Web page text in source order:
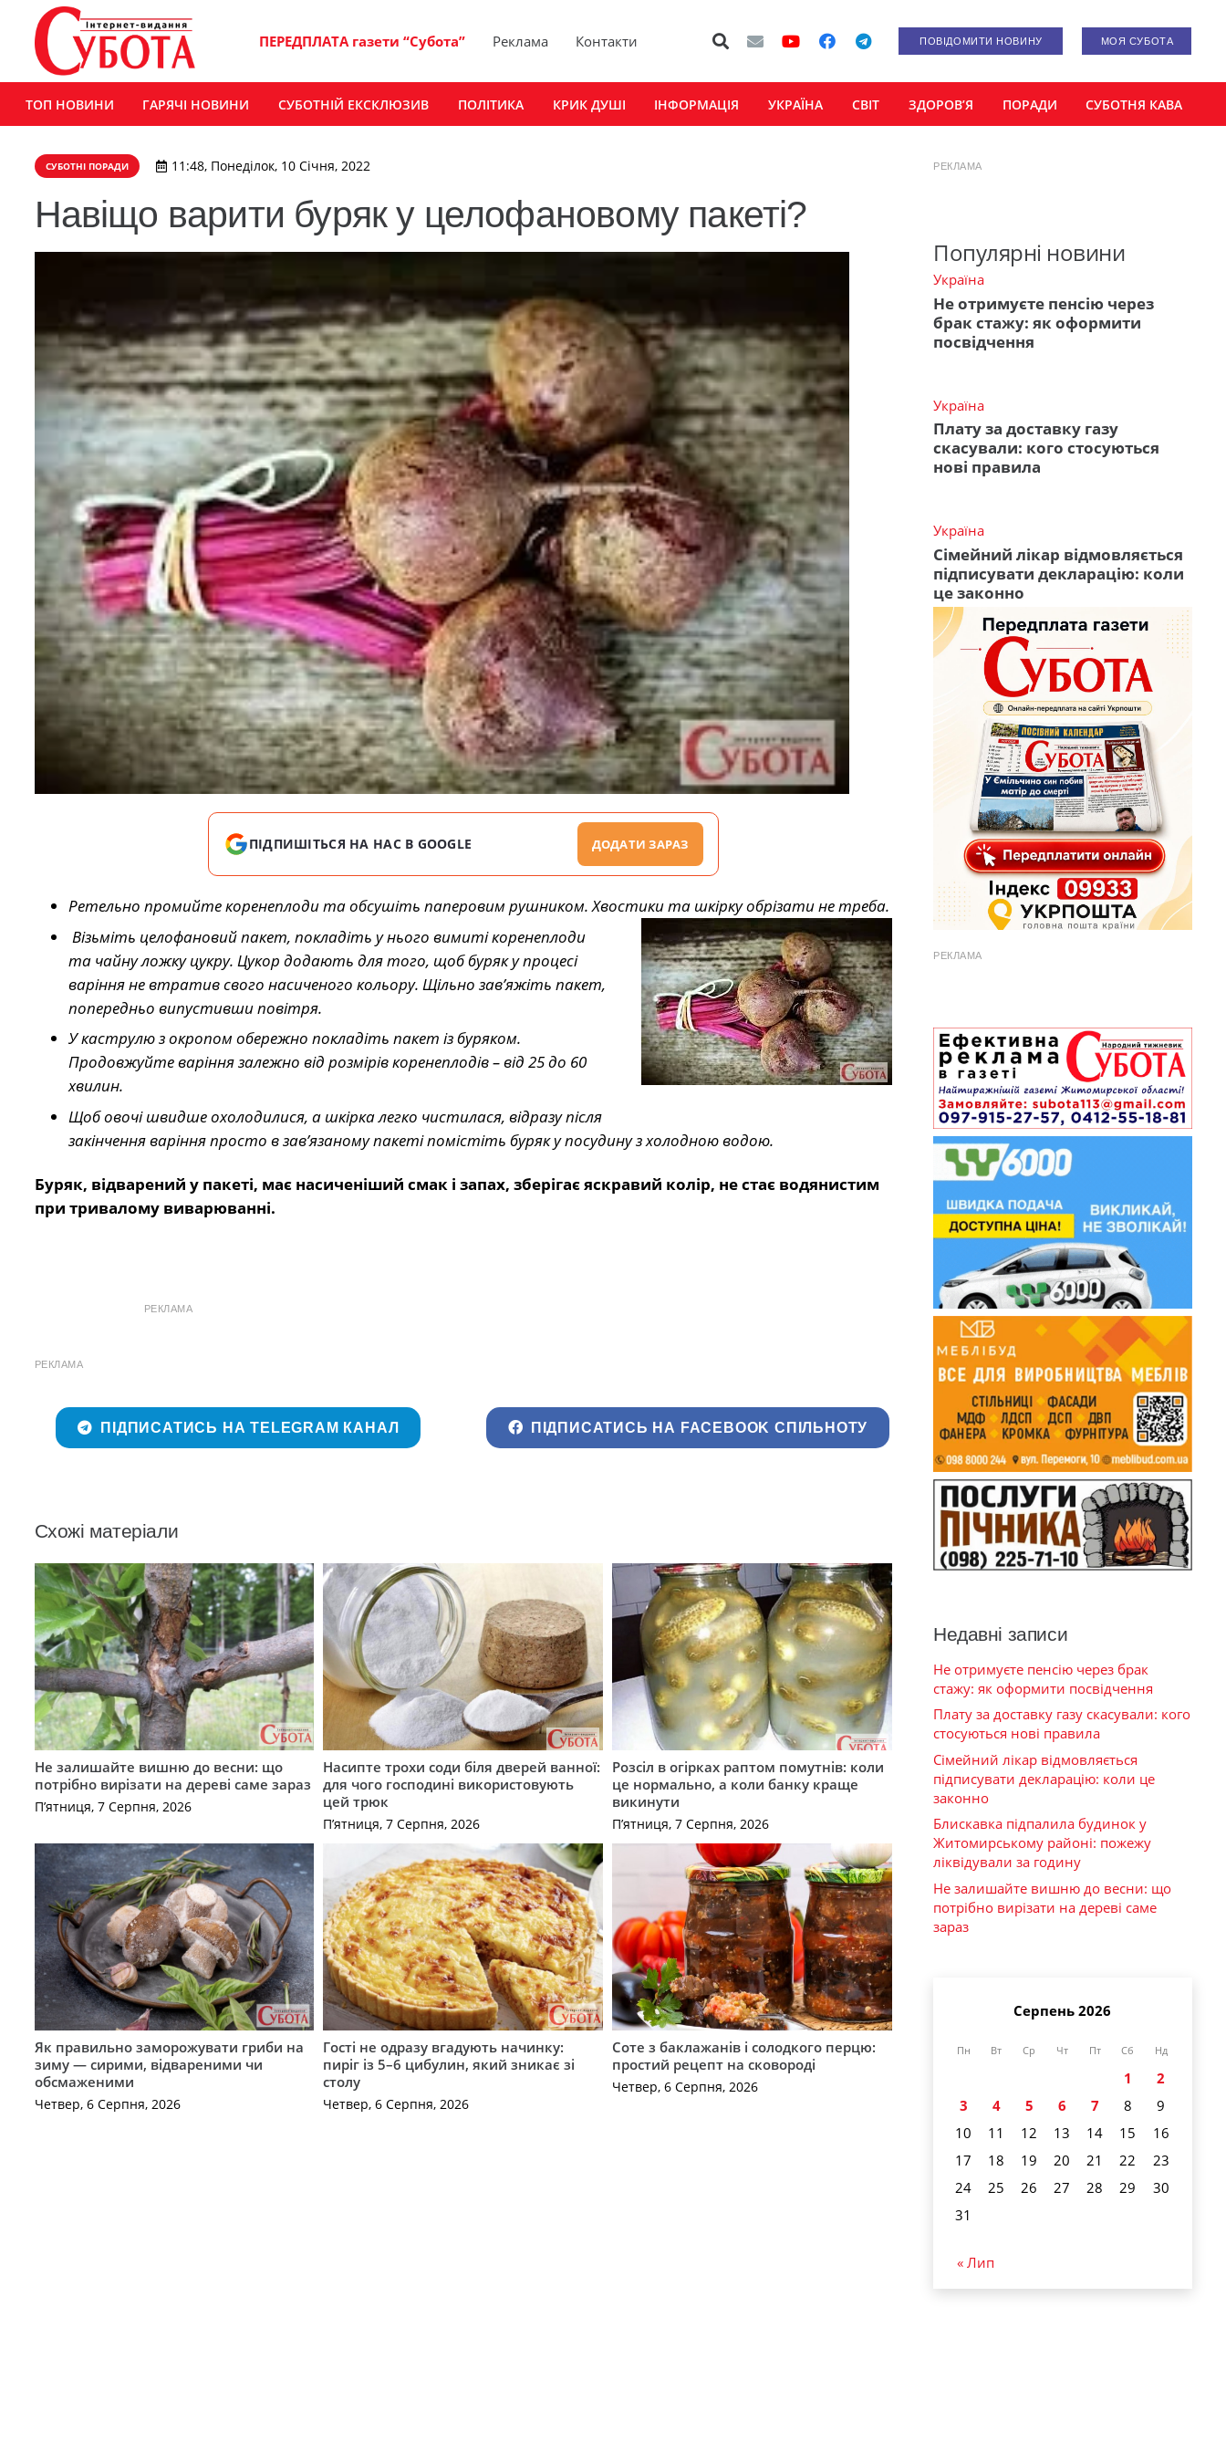
ПЕРЕДПЛАТА газети “Субота” Реклама Контакти ПОВІДОМИТИ НОВИНУ МОЯ СУБОТА
ТОП НОВИНИ ГАРЯЧІ НОВИНИ СУБОТНІЙ ЕКСКЛЮЗИВ ПОЛІТИКА КРИК ДУШІ ІНФОРМАЦІЯ УКРАЇНА СВІТ ЗДОРОВ’Я ПОРАДИ СУБОТНЯ КАВА
СУБОТНІ ПОРАДИ 11:48, Понеділок, 10 Січня, 2022
Навіщо варити буряк у целофановому пакеті?
ПІДПИШІТЬСЯ НА НАС В GOOGLE ДОДАТИ ЗАРАЗ
Ретельно промийте коренеплоди та обсушіть паперовим рушником. Хвостики та шкірку обрізати не треба.
Візьміть целофановий пакет, покладіть у нього вимиті коренеплоди
та чайну ложку цукру. Цукор додають для того, щоб буряк у процесі
варіння не втратив свого насиченого кольору. Щільно зав’яжіть пакет,
попередньо випустивши повітря.
У каструлю з окропом обережно покладіть пакет із буряком.
Продовжуйте варіння залежно від розмірів коренеплодів – від 25 до 60
хвилин.
Щоб овочі швидше охолодилися, а шкірка легко чистилася, відразу після
закінчення варіння просто в зав’язаному пакеті помістіть буряк у посудину з холодною водою.
Буряк, відварений у пакеті, має насиченіший смак і запах, зберігає яскравий колір, не стає водянистим
при тривалому виварюванні.
РЕКЛАМА
РЕКЛАМА
ПІДПИСАТИСЬ НА TELEGRAM КАНАЛ ПІДПИСАТИСЬ НА FACEBOOK СПІЛЬНОТУ
Схожі матеріали
Не залишайте вишню до весни: що
потрібно вирізати на дереві саме зараз
П’ятниця, 7 Серпня, 2026
Насипте трохи соди біля дверей ванної:
для чого господині використовують
цей трюк
П’ятниця, 7 Серпня, 2026
Розсіл в огірках раптом помутнів: коли
це нормально, а коли банку краще
викинути
П’ятниця, 7 Серпня, 2026
Як правильно заморожувати гриби на
зиму — сирими, відвареними чи
обсмаженими
Четвер, 6 Серпня, 2026
Гості не одразу вгадують начинку:
пиріг із 5–6 цибулин, який зникає зі
столу
Четвер, 6 Серпня, 2026
Соте з баклажанів і солодкого перцю:
простий рецепт на сковороді
Четвер, 6 Серпня, 2026
РЕКЛАМА
Популярні новини
Україна
Не отримуєте пенсію через
брак стажу: як оформити
посвідчення
Україна
Плату за доставку газу
скасували: кого стосуються
нові правила
Україна
Сімейний лікар відмовляється
підписувати декларацію: коли
це законно
РЕКЛАМА
Недавні записи
Не отримуєте пенсію через брак
стажу: як оформити посвідчення
Плату за доставку газу скасували: кого
стосуються нові правила
Сімейний лікар відмовляється
підписувати декларацію: коли це
законно
Блискавка підпалила будинок у
Житомирському районі: пожежу
ліквідували за годину
Не залишайте вишню до весни: що
потрібно вирізати на дереві саме
зараз
Серпень 2026
Пн Вт Ср Чт Пт Сб Нд
1
2
3
4 5 6 7 8
9
10
11 12 13 14 15
16
17
18 19 20 21 22
23
24
25 26 27 28 29
30
31
« Лип